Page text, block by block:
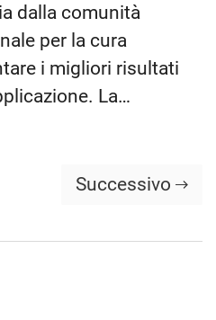
dalla comunità
per la cura
i migliori risultati
La…
Successivo